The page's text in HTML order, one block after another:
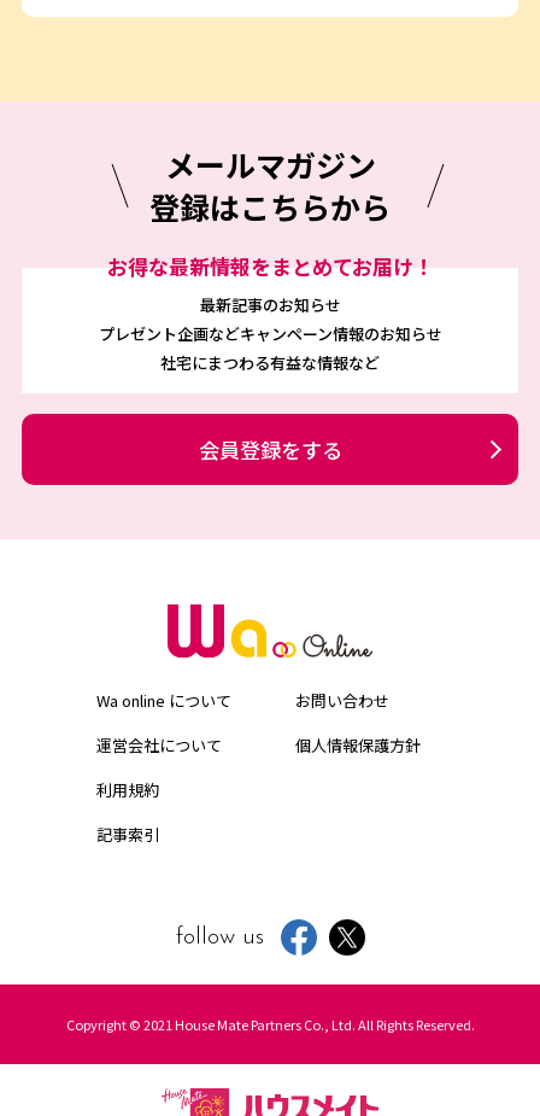
メールマガジン
登録はこちらから
お得な最新情報をまとめてお届け！
最新記事のお知らせ
プレゼント企画などキャンペーン情報のお知らせ
社宅にまつわる有益な情報など
会員登録をする
Wa online について
運営会社について
お問い合わせ
個人情報保護方針
利用規約
記事索引
follow us
Copyright © 2021 House Mate Partners Co., Ltd. All Rights Reserved.